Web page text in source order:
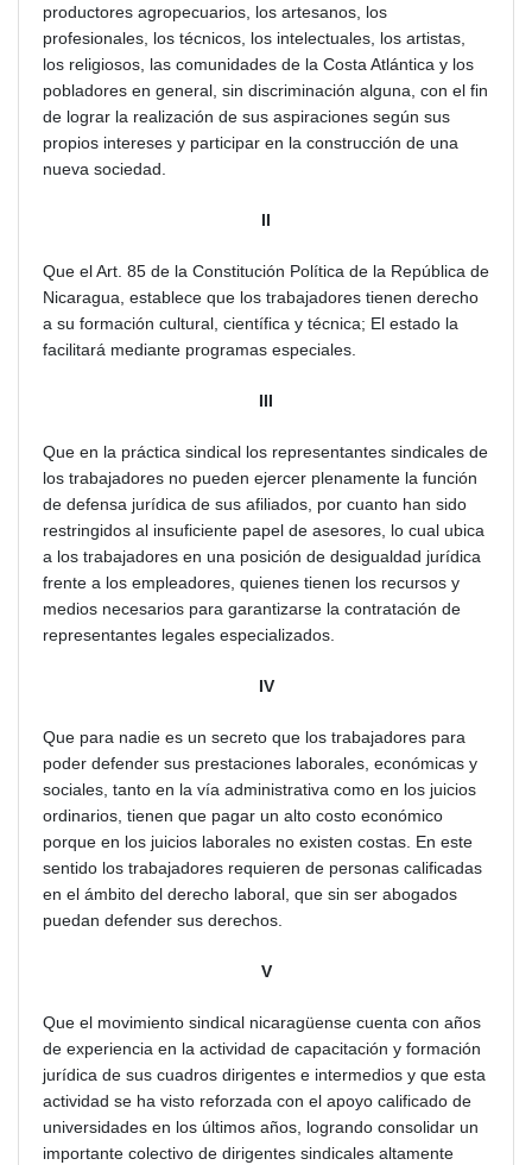
productores agropecuarios, los artesanos, los
profesionales, los técnicos, los intelectuales, los artistas,
los religiosos, las comunidades de la Costa Atlántica y los
pobladores en general, sin discriminación alguna, con el fin
de lograr la realización de sus aspiraciones según sus
propios intereses y participar en la construcción de una
nueva sociedad.
II
Que el Art. 85 de la Constitución Política de la República de
Nicaragua, establece que los trabajadores tienen derecho
a su formación cultural, científica y técnica; El estado la
facilitará mediante programas especiales.
III
Que en la práctica sindical los representantes sindicales de
los trabajadores no pueden ejercer plenamente la función
de defensa jurídica de sus afiliados, por cuanto han sido
restringidos al insuficiente papel de asesores, lo cual ubica
a los trabajadores en una posición de desigualdad jurídica
frente a los empleadores, quienes tienen los recursos y
medios necesarios para garantizarse la contratación de
representantes legales especializados.
IV
Que para nadie es un secreto que los trabajadores para
poder defender sus prestaciones laborales, económicas y
sociales, tanto en la vía administrativa como en los juicios
ordinarios, tienen que pagar un alto costo económico
porque en los juicios laborales no existen costas. En este
sentido los trabajadores requieren de personas calificadas
en el ámbito del derecho laboral, que sin ser abogados
puedan defender sus derechos.
V
Que el movimiento sindical nicaragüense cuenta con años
de experiencia en la actividad de capacitación y formación
jurídica de sus cuadros dirigentes e intermedios y que esta
actividad se ha visto reforzada con el apoyo calificado de
universidades en los últimos años, logrando consolidar un
importante colectivo de dirigentes sindicales altamente